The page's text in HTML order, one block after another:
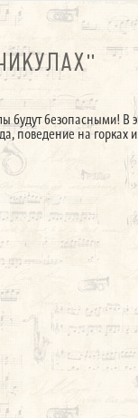
будут безопасными!
поведение на горках и